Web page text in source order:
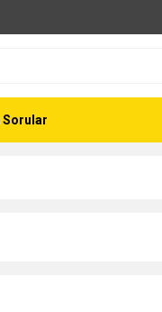
Sorular